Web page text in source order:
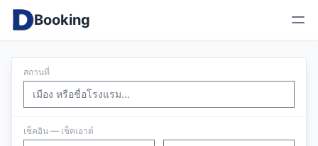
Booking
สถานที่
เช็คอิน — เช็คเอาต์